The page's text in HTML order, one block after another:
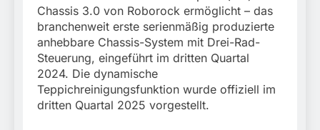
Chassis 3.0 von Roborock ermöglicht – das
branchenweit erste serienmäßig produzierte
anhebbare Chassis-System mit Drei-Rad-
Steuerung, eingeführt im dritten Quartal
2024. Die dynamische
Teppichreinigungsfunktion wurde offiziell im
dritten Quartal 2025 vorgestellt.